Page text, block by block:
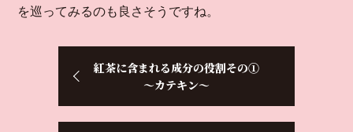
を巡ってみるのも良さそうですね。
紅茶に含まれる成分の役割その①
～カテキン～